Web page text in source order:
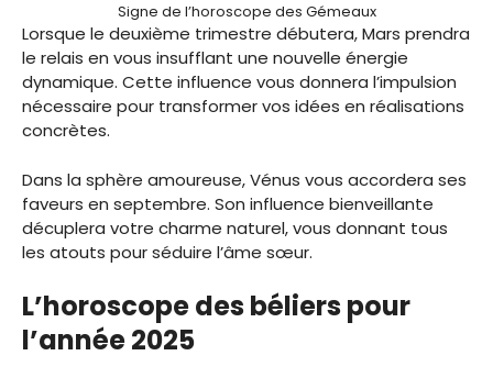
Signe de l’horoscope des Gémeaux
Lorsque le deuxième trimestre débutera, Mars prendra
le relais en vous insufflant une nouvelle énergie
dynamique. Cette influence vous donnera l’impulsion
nécessaire pour transformer vos idées en réalisations
concrètes.
Dans la sphère amoureuse, Vénus vous accordera ses
faveurs en septembre. Son influence bienveillante
décuplera votre charme naturel, vous donnant tous
les atouts pour séduire l’âme sœur.
L’horoscope des béliers pour
l’année 2025